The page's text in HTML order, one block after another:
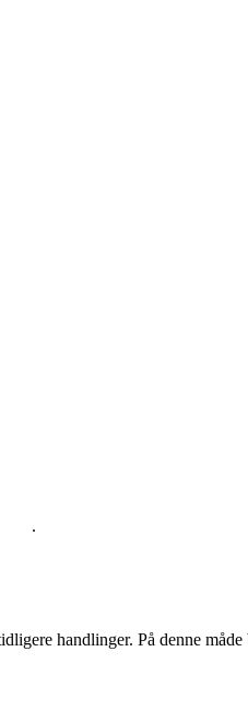
.
handlinger. På denne